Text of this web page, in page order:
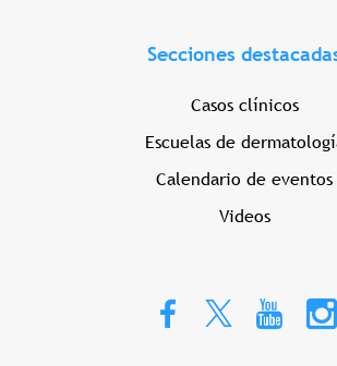
Secciones
Casos clínicos
Escuelas de
Calendario de eventos
Videos